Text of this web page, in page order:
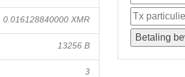
0.016128840000 XMR
13256 B
3